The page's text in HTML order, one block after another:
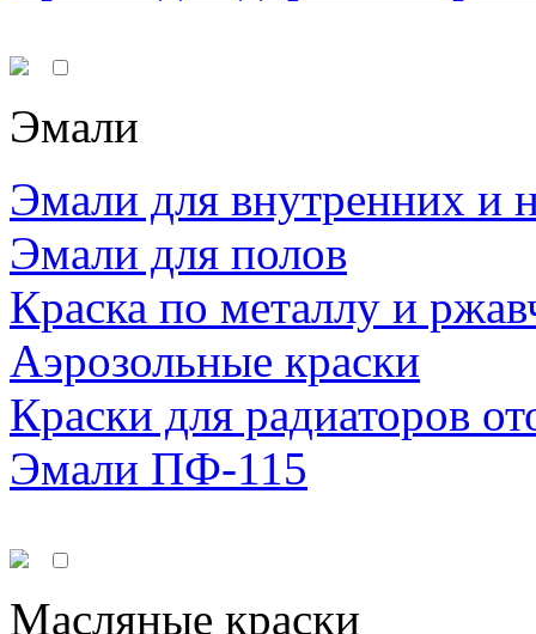
Эмали
Эмали для внутренних и
Эмали для полов
Краска по металлу и
Аэрозольные краски
Краски для радиаторов
Эмали ПФ-115
Масляные краски